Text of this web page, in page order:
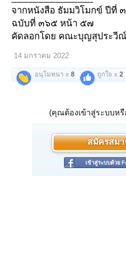
จากหนังสือ ธัมมวิโมกข์ ปีที่
ฉบับที่ ๓๖๕ หน้า ๕๗
คัดลอกโดย คณะบุญสุประวีณ์
14 มกราคม 2022
อนุโมทนา x8 ถูกใจ x2
(คุณต้องเข้าสู่ระบบหรื
สมัครสมา
เข้าสู่ระบบด้วย